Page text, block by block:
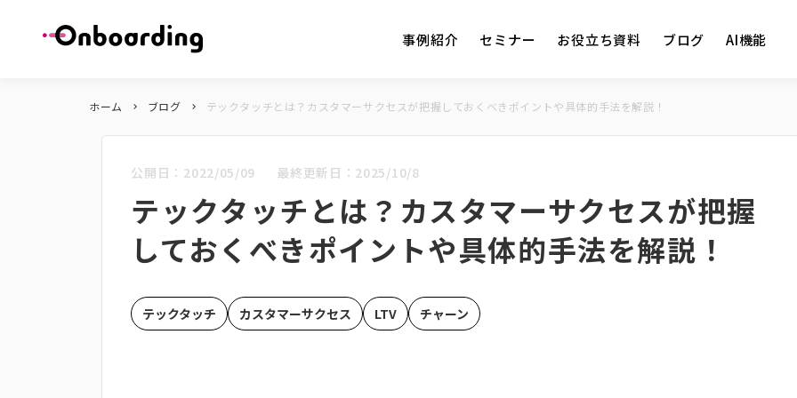
事例紹介 セミナー お役立ち資料 ブログ AI機能
ホーム keyboard_arrow_right ブログ keyboard_arrow_right テックタッチとは？カスタマーサクセスが把握しておくべきポイントや具体的手法を解説！
公開日： 2022/05/09 最終更新日： 2025/10/8
テックタッチとは？カスタマーサクセスが把握
しておくべきポイントや具体的手法を解説！
テックタッチ カスタマーサクセス LTV チャーン